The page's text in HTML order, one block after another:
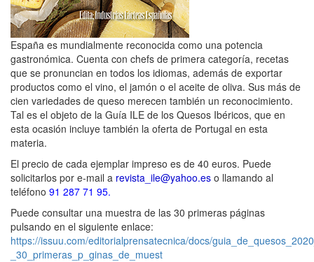
España es mundialmente reconocida como una potencia
gastronómica. Cuenta con chefs de primera categoría, recetas
que se pronuncian en todos los idiomas, además de exportar
productos como el vino, el jamón o el aceite de oliva. Sus más de
cien variedades de queso merecen también un reconocimiento.
Tal es el objeto de la Guía ILE de los Quesos Ibéricos, que en
esta ocasión incluye también la oferta de Portugal en esta
materia.
El precio de cada ejemplar impreso es de 40 euros. Puede
solicitarlos por e-mail a revista_ile@yahoo.es o llamando al
teléfono 91 287 71 95.
Puede consultar una muestra de las 30 primeras páginas
pulsando en el siguiente enlace:
https://issuu.com/editorialprensatecnica/docs/
_30_primeras_p_ginas_de_muest